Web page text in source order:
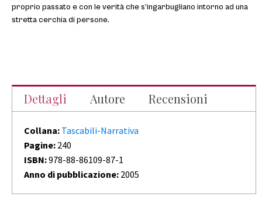
proprio passato e con le verità che s’ingarbugliano intorno ad una
stretta cerchia di persone.
Dettagli Autore Recensioni
Collana: Tascabili-Narrativa
Pagine: 240
ISBN:978-88-86109-87-1
Anno di pubblicazione: 2005